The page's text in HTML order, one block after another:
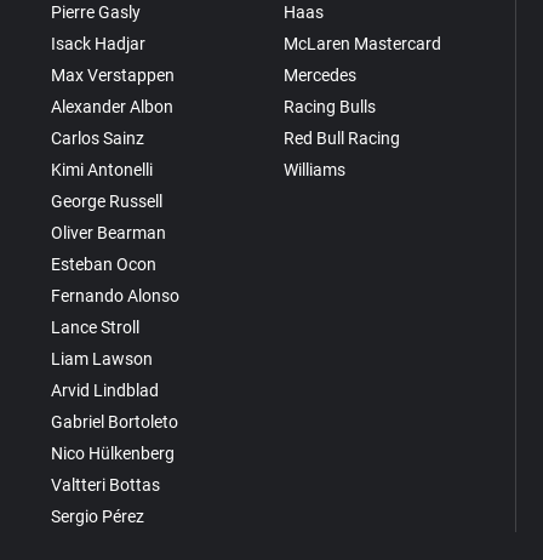
Pierre Gasly
Isack Hadjar
Max Verstappen
Alexander Albon
Carlos Sainz
Kimi Antonelli
George Russell
Oliver Bearman
Esteban Ocon
Fernando Alonso
Lance Stroll
Liam Lawson
Arvid Lindblad
Gabriel Bortoleto
Nico Hülkenberg
Valtteri Bottas
Sergio Pérez
Haas
McLaren Mastercard
Mercedes
Racing Bulls
Red Bull Racing
Williams